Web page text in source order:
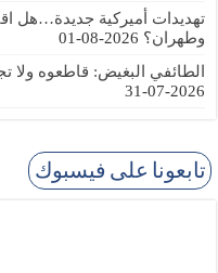
تهديدات أميركية جديدة…هل
وطهران؟ 2026-08-01
الطائفي البغيض: قاطعوه ولا
2026-07-31
تابعونا على فيسبوك